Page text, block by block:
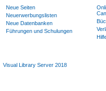
Neue Seiten
Neuerwerbungslisten
Neue Datenbanken
Führungen und Schulungen
Visual Library Server 2018